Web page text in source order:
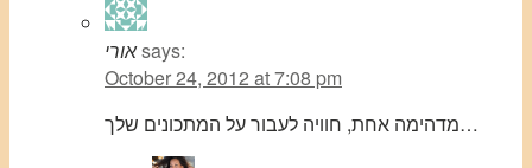
אוריsays:
October 24, 2012 at 7:08 pm
מדהימה אחת, חוויה לעבור על המתכונים שלך…